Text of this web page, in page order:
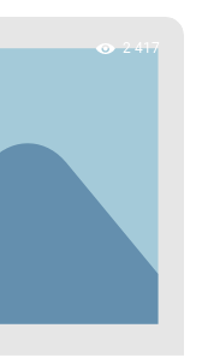
2 417